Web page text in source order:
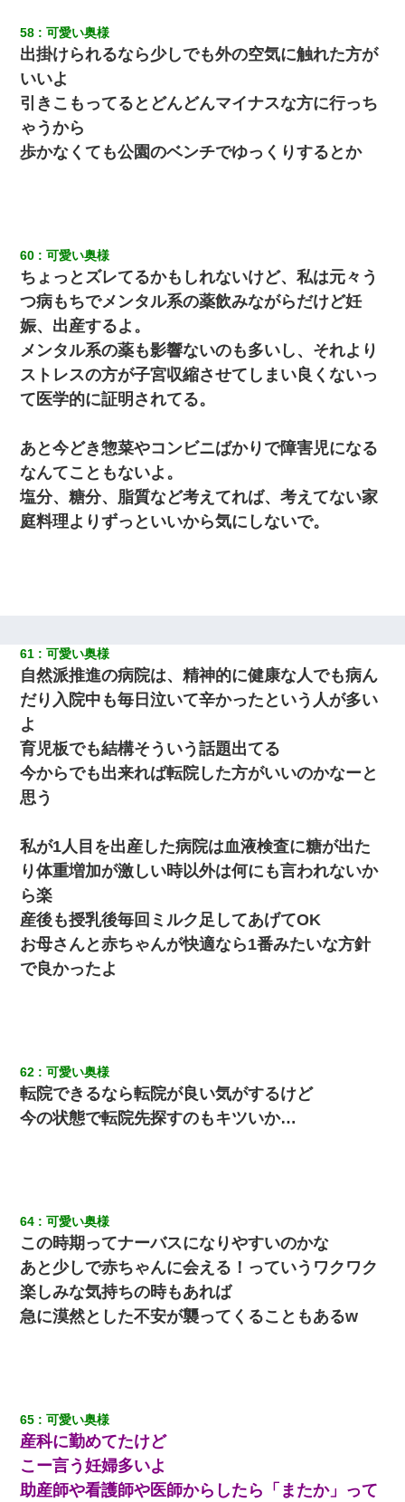
58 可愛い奥様
出掛けられるなら少しでも外の空気に触れた方が
いいよ
引きこもってるとどんどんマイナスな方に行っち
ゃうから
歩かなくても公園のベンチでゆっくりするとか
60 可愛い奥様
ちょっとズレてるかもしれないけど、私は元々う
つ病もちでメンタル系の薬飲みながらだけど妊
娠、出産するよ。
メンタル系の薬も影響ないのも多いし、それより
ストレスの方が子宮収縮させてしまい良くないっ
て医学的に証明されてる。
あと今どき惣菜やコンビニばかりで障害児になる
なんてこともないよ。
塩分、糖分、脂質など考えてれば、考えてない家
庭料理よりずっといいから気にしないで。
61 可愛い奥様
自然派推進の病院は、精神的に健康な人でも病ん
だり入院中も毎日泣いて辛かったという人が多い
よ
育児板でも結構そういう話題出てる
今からでも出来れば転院した方がいいのかなーと
思う
私が1人目を出産した病院は血液検査に糖が出た
り体重増加が激しい時以外は何にも言われないか
ら楽
産後も授乳後毎回ミルク足してあげてOK
お母さんと赤ちゃんが快適なら1番みたいな方針
で良かったよ
62 可愛い奥様
転院できるなら転院が良い気がするけど
今の状態で転院先探すのもキツいか…
64 可愛い奥様
この時期ってナーバスになりやすいのかな
あと少しで赤ちゃんに会える！っていうワクワク
楽しみな気持ちの時もあれば
急に漠然とした不安が襲ってくることもあるw
65 可愛い奥様
産科に勤めてたけど
こー言う妊婦多いよ
助産師や看護師や医師からしたら「またか」って